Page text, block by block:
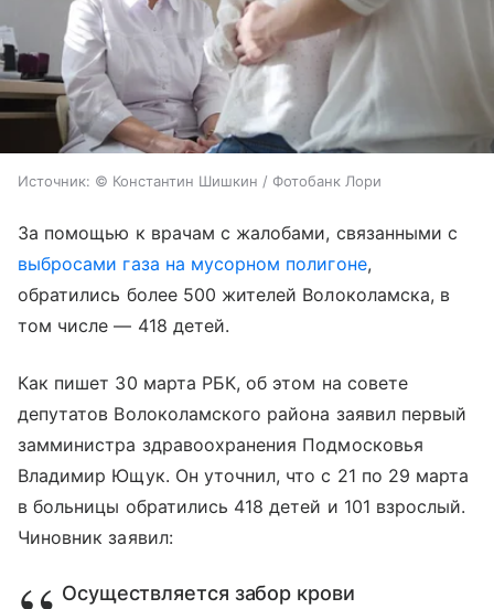
Источник: © Константин Шишкин / Фотобанк Лори
За помощью к врачам с жалобами, связанными с
выбросами газа на мусорном полигоне,
обратились более 500 жителей Волоколамска, в
том числе — 418 детей.
Как пишет 30 марта РБК, об этом на совете
депутатов Волоколамского района заявил первый
замминистра здравоохранения Подмосковья
Владимир Ющук. Он уточнил, что с 21 по 29 марта
в больницы обратились 418 детей и 101 взрослый.
Чиновник заявил:
Осуществляется забор крови